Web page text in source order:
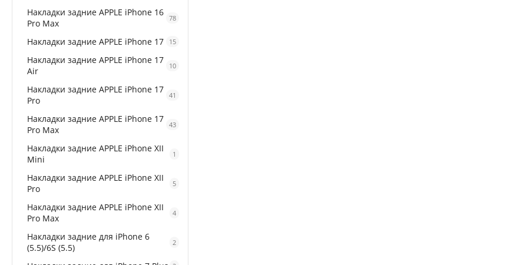
Накладки задние APPLE iPhone 16
Pro Max
78
Накладки задние APPLE iPhone 17 15
Накладки задние APPLE iPhone 17
Air
10
Накладки задние APPLE iPhone 17
Pro
41
Накладки задние APPLE iPhone 17
Pro Max
43
Накладки задние APPLE iPhone XII
Mini
1
Накладки задние APPLE iPhone XII
Pro
5
Накладки задние APPLE iPhone XII
Pro Max
4
Накладки задние для iPhone 6
(5.5)/6S (5.5)
2